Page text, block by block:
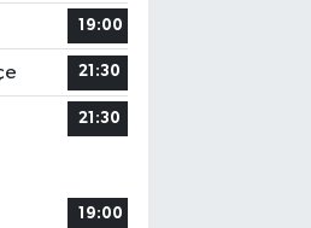
19:00
21:30
21:30
19:00